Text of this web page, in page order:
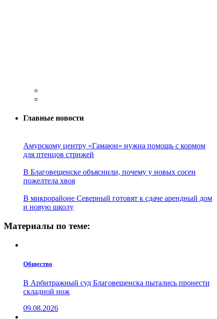
Главные новости
Амурскому центру «Гамаюн» нужна помощь с кормом
для птенцов стрижей
В Благовещенске объяснили, почему у новых сосен
пожелтела хвоя
В микрорайоне Северный готовят к сдаче арендный дом
и новую школу
Материалы по теме:
Общество
В Арбитражный суд Благовещенска пытались пронести
складной нож
09.08.2026